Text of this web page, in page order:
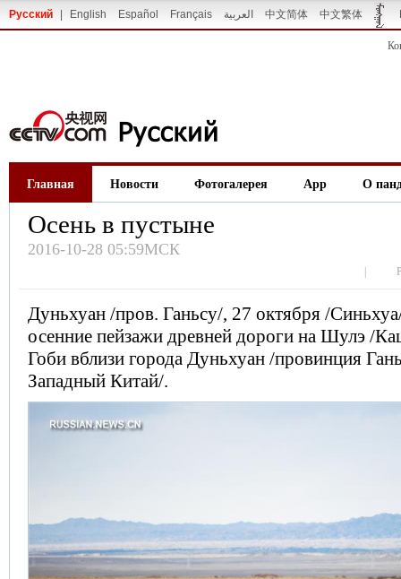
Русский English Español Français العربية 中文简体 中文繁体
Главная Новости Фотогалерея App О
Осень в пустыне
2016-10-28 05:59МСК
Дуньхуан /пров. Ганьсу/, 27 октября /
осенние пейзажи древней дороги на Шулэ /
Гоби вблизи города Дуньхуан /провинция
Западный Китай/.